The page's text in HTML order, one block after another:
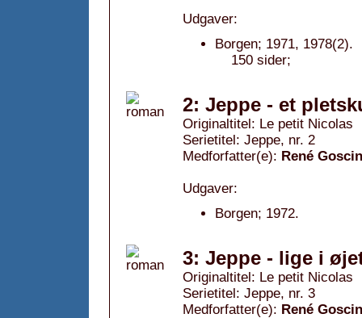
Udgaver:
Borgen; 1971, 1978(2).
150 sider;
2: Jeppe - et
Originaltitel: Le petit Nicolas
Serietitel: Jeppe, nr. 2
Medforfatter(e): René
Udgaver:
Borgen; 1972.
3: Jeppe - lige i
Originaltitel: Le petit Nicolas
Serietitel: Jeppe, nr. 3
Medforfatter(e): René